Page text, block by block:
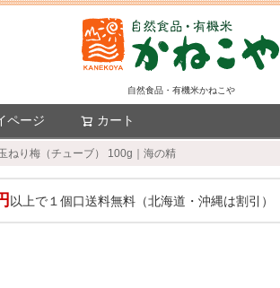
自然食品・有機米かねこや
ページ カート
ねり梅（チューブ） 100g｜海の精
以上で１個口送料無料（北海道・沖縄は割引）